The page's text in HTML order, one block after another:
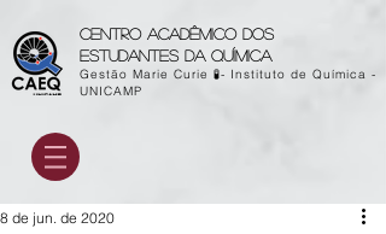
Centro acadêmico dos
estudantes da química
Gestão Marie Curie 🧪- Instituto de Química -
UNICAMP
8 de jun. de 2020